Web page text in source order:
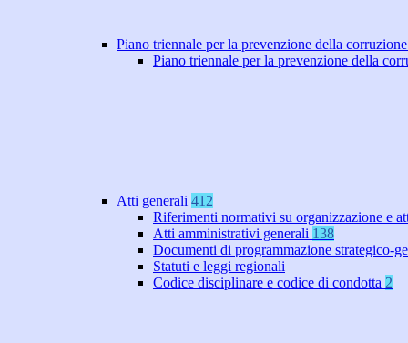
Piano triennale per la prevenzione della
Piano triennale per la prevenzione della
Atti generali 412
Riferimenti normativi su organizzazione e
Atti amministrativi generali 138
Documenti di programmazione strategico-
Statuti e leggi regionali
Codice disciplinare e codice di condotta 2